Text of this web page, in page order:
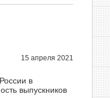
15 апреля 2021
в
выпускников